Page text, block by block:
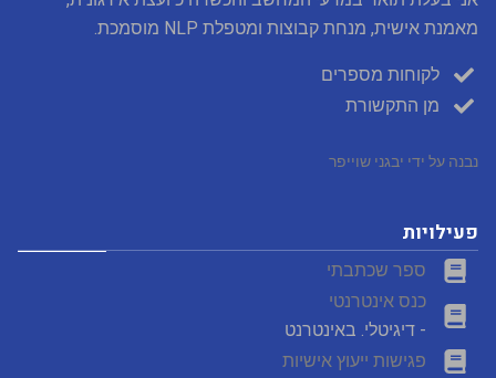
מאמנת אישית, מנחת קבוצות ומטפלת NLP מוסמכת.
לקוחות מספרים
מן התקשורת
נבנה על ידי יבגני שוייפר
פעילויות
ספר שכתבתי
כנס אינטרנטי
- דיגיטלי. באינטרנט
פגישות ייעוץ אישיות